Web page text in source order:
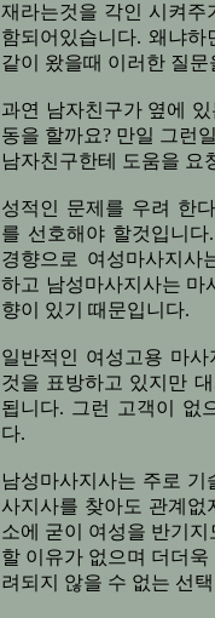
재라는것을 각인 시켜
함되어있습니다. 왜냐
같이 왔을때 이러한 질
과연 남자친구가 옆에
동을 할까요? 만일 그런
남자친구한테 도움을 요
성적인 문제를 우려 한
를 선호해야 할것입니
경향으로 여성마사지사
하고 남성마사지사는 마
향이 있기 때문입니다.
일반적인 여성고용 마
것을 표방하고 있지만
됩니다. 그런 고객이 없
다.
남성마사지사는 주로
사지사를 찾아도 관계없
소에 굳이 여성을 반기
할 이유가 없으며 더더
려되지 않을 수 없는 선